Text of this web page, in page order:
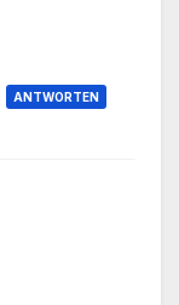
ANTWORTEN